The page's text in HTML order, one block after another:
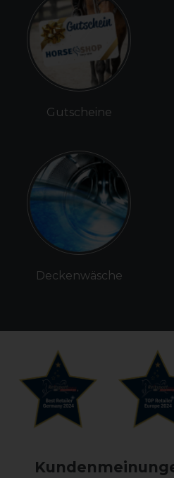
Gutscheine
Deckenwäsche